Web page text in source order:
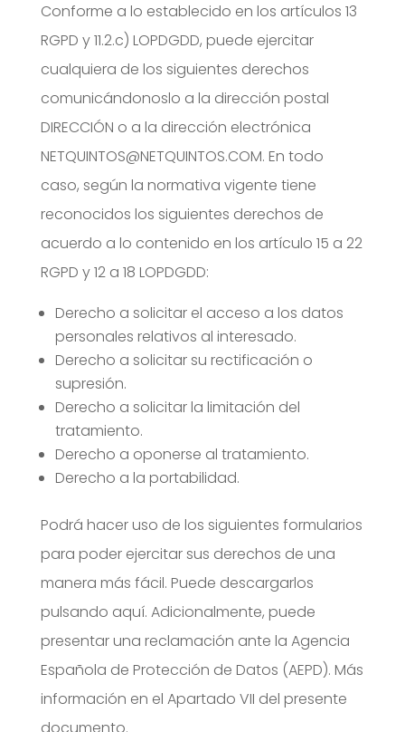
Conforme a lo establecido en los artículos 13
RGPD y 11.2.c) LOPDGDD, puede ejercitar
cualquiera de los siguientes derechos
comunicándonoslo a la dirección postal
DIRECCIÓN o a la dirección electrónica
NETQUINTOS@NETQUINTOS.COM. En todo
caso, según la normativa vigente tiene
reconocidos los siguientes derechos de
acuerdo a lo contenido en los artículo 15 a 22
RGPD y 12 a 18 LOPDGDD:
Derecho a solicitar el acceso a los datos
personales relativos al interesado.
Derecho a solicitar su rectificación o
supresión.
Derecho a solicitar la limitación del
tratamiento.
Derecho a oponerse al tratamiento.
Derecho a la portabilidad.
Podrá hacer uso de los siguientes formularios
para poder ejercitar sus derechos de una
manera más fácil. Puede descargarlos
pulsando aquí. Adicionalmente, puede
presentar una reclamación ante la Agencia
Española de Protección de Datos (AEPD). Más
información en el Apartado VII del presente